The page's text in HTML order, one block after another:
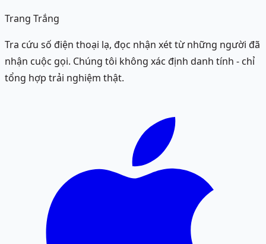
Trang Trắng
Tra cứu số điện thoại lạ, đọc nhận xét từ những người đã
nhận cuộc gọi. Chúng tôi không xác định danh tính - chỉ
tổng hợp trải nghiệm thật.